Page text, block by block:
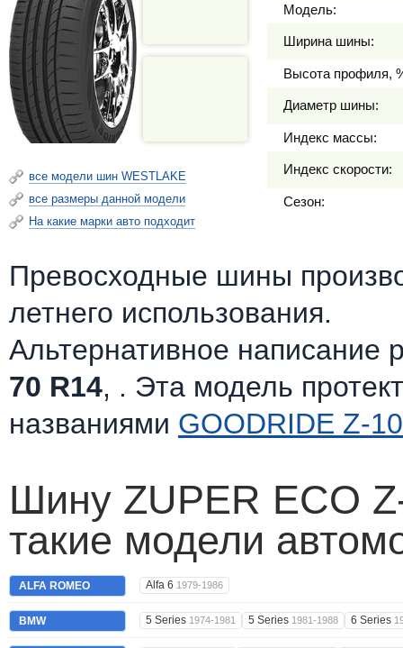
все модели шин WESTLAKE
все размеры данной модели
На какие марки авто подходит
Модель:
Ширина шины:
Высота профиля,
Диаметр шины:
Индекс массы:
Индекс скорости:
Сезон:
Превосходные шины
летнего использования.
Альтернативное написание
70 R14, . Эта модель
названиями GOODRIDE Z-
Шину ZUPER ECO
такие модели
ALFA ROMEO Alfa 6 1979-1986
BMW 5 Series 1974-1981 5 Series 1981-1988 6 Series